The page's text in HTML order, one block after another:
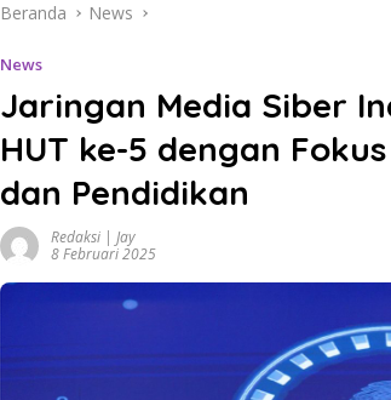
Beranda News
News
Jaringan Media Siber
HUT ke-5 dengan
dan Pendidikan
Redaksi | Jay
8 Februari 2025